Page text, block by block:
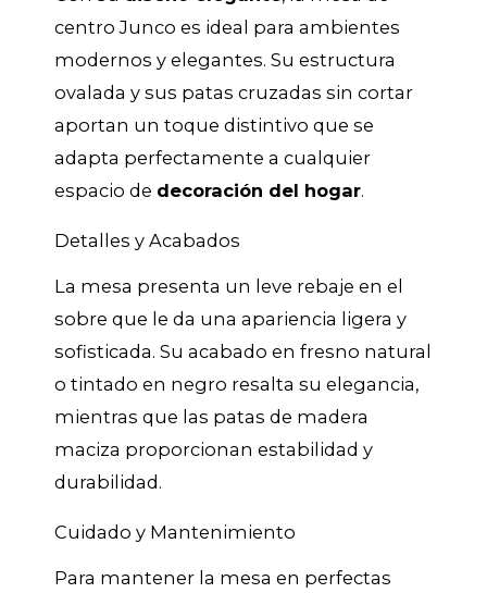
centro Junco es ideal para ambientes
modernos y elegantes. Su estructura
ovalada y sus patas cruzadas sin cortar
aportan un toque distintivo que se
adapta perfectamente a cualquier
espacio de decoración del hogar.
Detalles y Acabados
La mesa presenta un leve rebaje en el
sobre que le da una apariencia ligera y
sofisticada. Su acabado en fresno natural
o tintado en negro resalta su elegancia,
mientras que las patas de madera
maciza proporcionan estabilidad y
durabilidad.
Cuidado y Mantenimiento
Para mantener la mesa en perfectas